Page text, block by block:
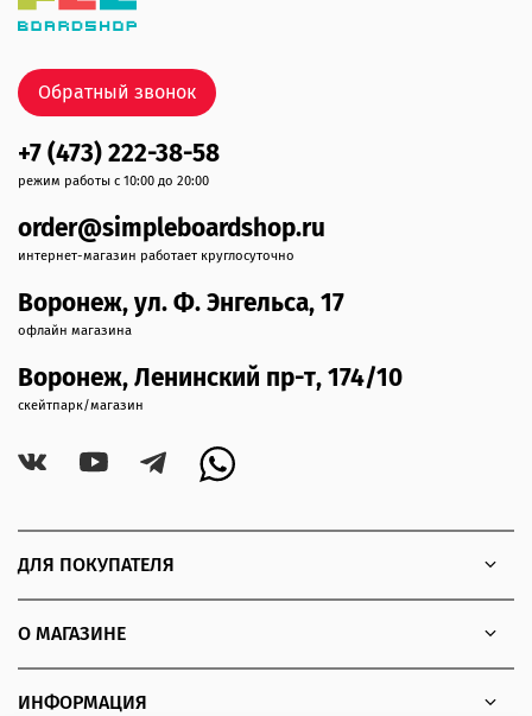
ДЛЯ ПОКУПАТЕЛЯ
О МАГАЗИНЕ
ИНФОРМАЦИЯ
+7 (473) 222-38-58
режим работы с 10:00 до 20:00
order@simpleboardshop.ru
интернет-магазин работает круглосуточно
Воронеж, ул. Ф. Энгельса, 17
офлайн магазина
Воронеж, Ленинский пр-т, 174/10
скейтпарк/магазин
Обратный звонок